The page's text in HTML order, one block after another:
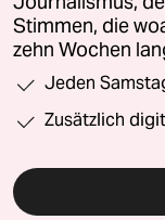
Stimmen, die
zehn Wochen
Jeden
Zusätzlich